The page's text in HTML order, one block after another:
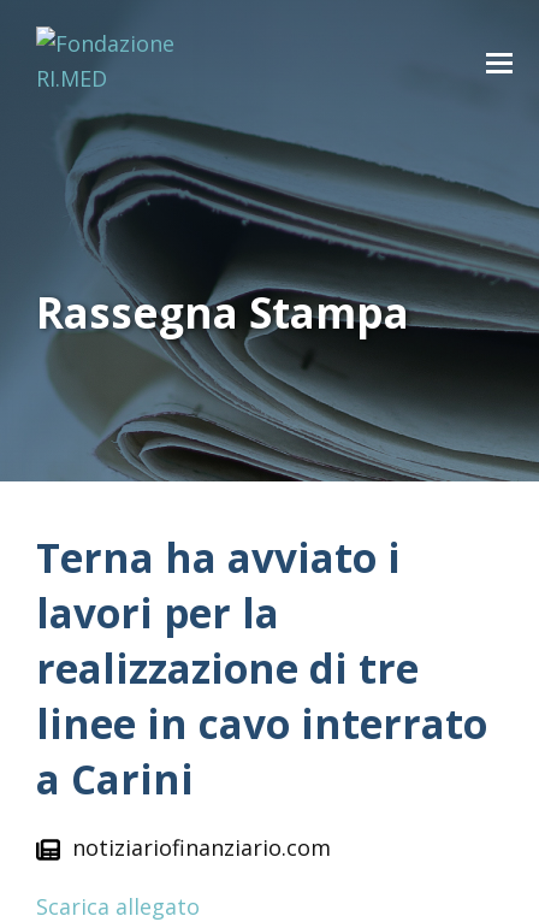
Rassegna Stampa
Terna ha avviato i
lavori per la
realizzazione di tre
linee in cavo interrato
a Carini
notiziariofinanziario.com
Scarica allegato